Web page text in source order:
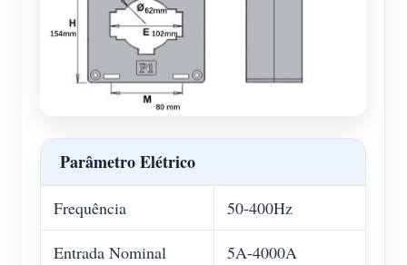
Parâmetro Elétrico
Frequência 50-400Hz
Entrada Nominal 5A-4000A